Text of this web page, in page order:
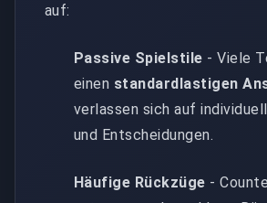
auf:
Passive Spielstile - Viele
einen standardlastigen
verlassen sich auf
und Entscheidungen.
Häufige Rückzüge -